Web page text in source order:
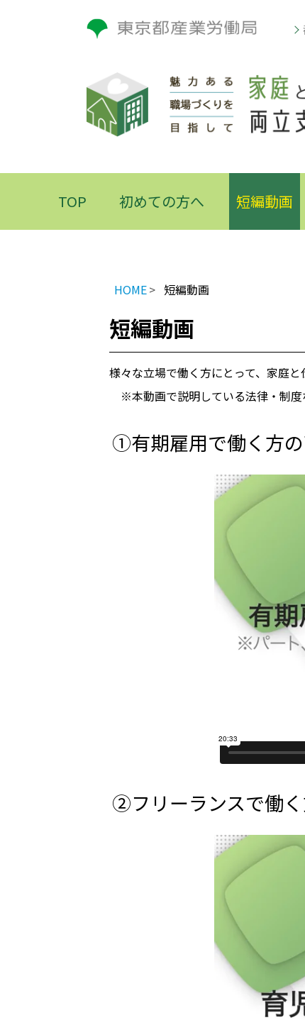
TOP 初めての方へ 短編動画
HOME 短編動画
短編動画
様々な立場で働く方にとって、家庭
※本動画で説明している法律・制度
①有期雇用で働く方
②フリーランスで働